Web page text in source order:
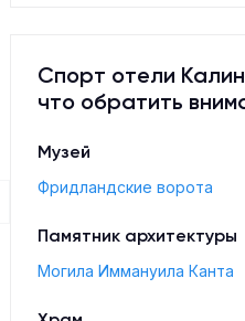
Спорт отели
что обратить
Музей
Фридландские ворота
Памятник архитектуры
Могила Иммануила Канта